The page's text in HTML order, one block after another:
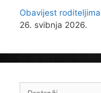
Obavijest
26. svibnja 2026.
Pretraži: